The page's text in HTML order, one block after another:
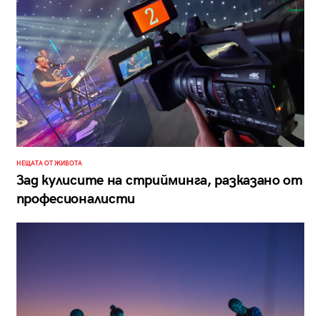
НЕЩАТА ОТ ЖИВОТА
Зад кулисите на стрийминга, разказано от
професионалисти